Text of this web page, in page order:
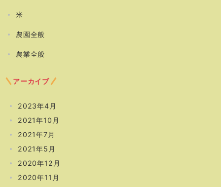
米
農園全般
農業全般
アーカイブ
2023年4月
2021年10月
2021年7月
2021年5月
2020年12月
2020年11月